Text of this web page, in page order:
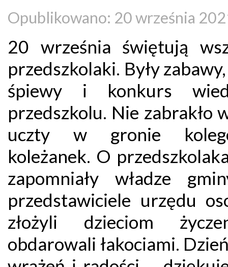
Opublikowano: 20 września
20 września świętują
przedszkolaki. Były
śpiewy i konkurs
przedszkolu. Nie zabrakło
uczty w gronie
koleżanek. O
zapomniały władze
przedstawiciele urzędu
złożyli dzieciom
obdarowali łakociami.